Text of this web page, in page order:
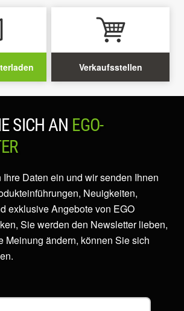
Verkaufsstellen
SICH AN EGO-
Daten ein und wir senden Ihnen
Neuigkeiten,
exklusive Angebote von EGO
Sie werden den Newsletter lieben,
Meinung ändern, können Sie sich